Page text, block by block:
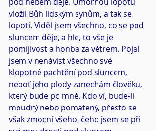
vložil Bůh lidským synům, a tak se
lopotí. Viděl jsem všechno, co se pod
sluncem děje, a hle, to vše je
pomíjivost a honba za větrem. Pojal
jsem v nenávist všechno své
klopotné pachtění pod sluncem,
neboť jeho plody zanechám člověku,
který bude po mně. Kdo ví, bude-li
moudrý nebo pomatený, přesto se
však zmocní všeho, čeho jsem se při